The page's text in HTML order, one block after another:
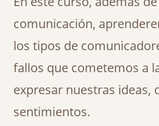
comunicación,
los tipos de
fallos que cometemos a
expresar nuestras ideas,
sentimientos.